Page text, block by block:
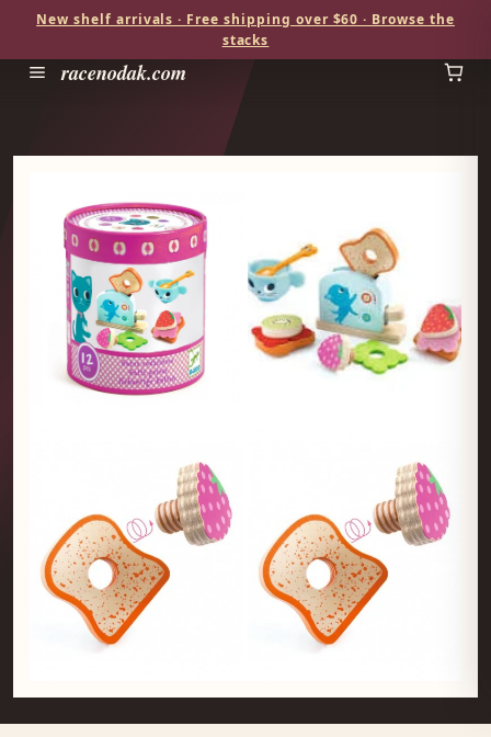
New shelf arrivals · Free shipping over $60 · Browse the
stacks
racenodak.com